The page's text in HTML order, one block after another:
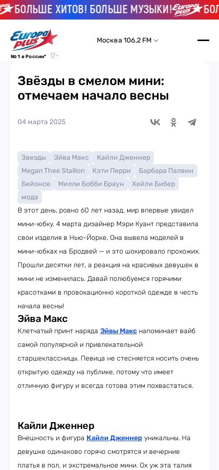
БОЛЬШЕ ХИТОВ! БОЛЬШЕ МУЗЫКИ!
№ 1 в России*
Москва 106,2 FM
Звёзды в смелом мини:
отмечаем начало весны
04 марта 2025
Звезды Эйва Макс
Кайли Дженнер
Megan Thee Stallion
Кэти Перри
Барбара Палвин
Бейонсе
Милли Бобби Браун
Хейли Бибер
мода
В этот день, ровно 60 лет назад, мир впервые увидел
мини-юбку. 4 марта дизайнер Мэри Куант представила
свои изделия в Нью-Йорке. Она вывела моделей в
мини-юбках на Бродвей — и это шокировало прохожих.
Прошли десятки лет, а реакция на красивых девушек в
мини не изменилась. Давай полюбуемся горячими
красотками в провокационно короткой одежде в честь
начала весны!
Эйва Макс
Клетчатый принт наряда Эйвы Макс напоминает вайб
самой популярной и привлекательной
старшеклассницы. Певица не стесняется носить очень
открытую одежду на публике, потому что имеет
отличную фигуру и всегда готова этим похвастаться.
Кайли Дженнер
Внешность и фигура Кайли Дженнер уникальны. На
девушке одинаково горячо смотрятся и вечерние
платья в пол, и экстремальное мини. Ох уж эта талия